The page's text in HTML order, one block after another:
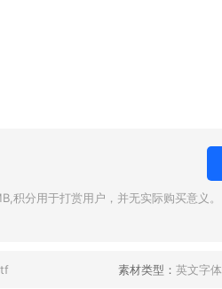
积分用于打赏用户，并无实际购买意义。
素材类型： 英文字体